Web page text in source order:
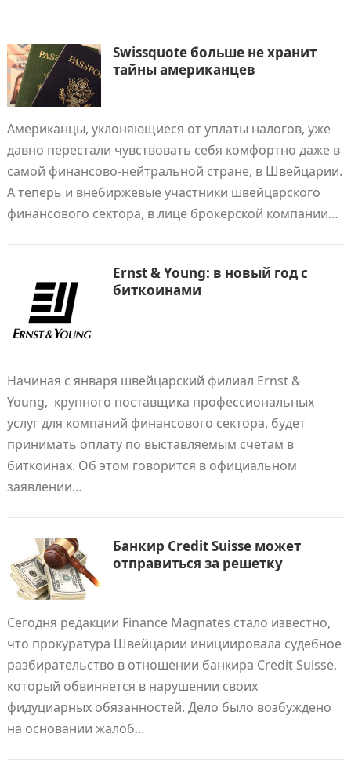
Swissquote больше не хранит
тайны американцев
Американцы, уклоняющиеся от уплаты налогов, уже
давно перестали чувствовать себя комфортно даже в
самой финансово-нейтральной стране, в Швейцарии.
А теперь и внебиржевые участники швейцарского
финансового сектора, в лице брокерской компании…
Ernst & Young: в новый год с
биткоинами
Начиная с января швейцарский филиал Ernst &
Young, крупного поставщика профессиональных
услуг для компаний финансового сектора, будет
принимать оплату по выставляемым счетам в
биткоинах. Об этом говорится в официальном
заявлении…
Банкир Credit Suisse может
отправиться за решетку
Сегодня редакции Finance Magnates стало известно,
что прокуратура Швейцарии инициировала судебное
разбирательство в отношении банкира Credit Suisse,
который обвиняется в нарушении своих
фидуциарных обязанностей. Дело было возбуждено
на основании жалоб…